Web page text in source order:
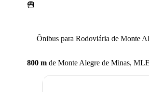
Ônibus para Rodoviária de Monte
800 m de Monte Alegre de Minas, MLE